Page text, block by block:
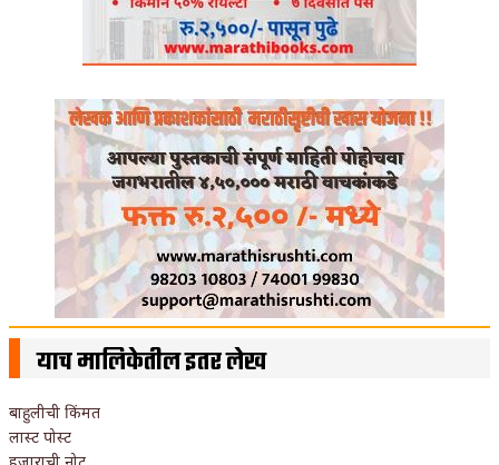
याच मालिकेतील इतर लेख
बाहुलीची किंमत
लास्ट पोस्ट